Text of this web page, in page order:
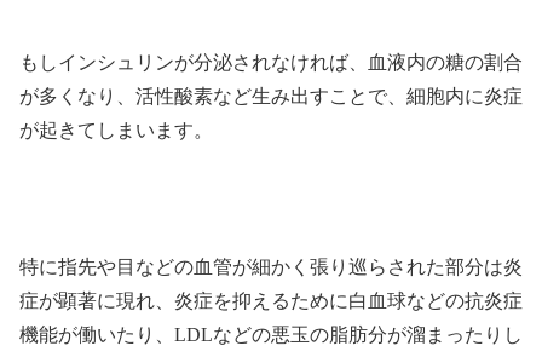
もしインシュリンが分泌されなければ、血液内の糖の割合
が多くなり、活性酸素など生み出すことで、細胞内に炎症
が起きてしまいます。
特に指先や目などの血管が細かく張り巡らされた部分は炎
症が顕著に現れ、炎症を抑えるために白血球などの抗炎症
機能が働いたり、LDLなどの悪玉の脂肪分が溜まったりし